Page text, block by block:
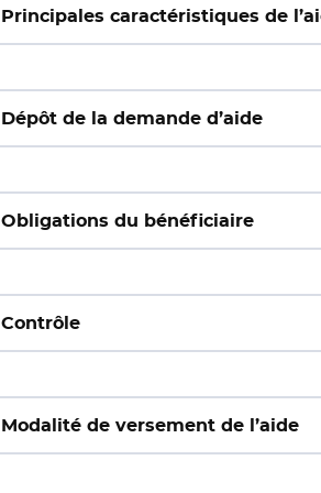
Principales caractéristiques de
Dépôt de la demande d’aide
Obligations du bénéficiaire
Contrôle
Modalité de versement de l’aide